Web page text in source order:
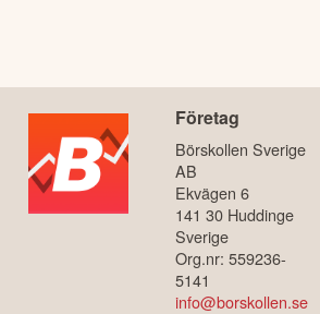
Företag
Börskollen Sverige
AB
Ekvägen 6
141 30 Huddinge
Sverige
Org.nr: 559236-
5141
info@borskollen.se